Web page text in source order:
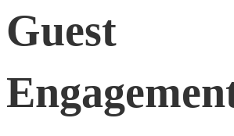
Engagement
dan
Guest